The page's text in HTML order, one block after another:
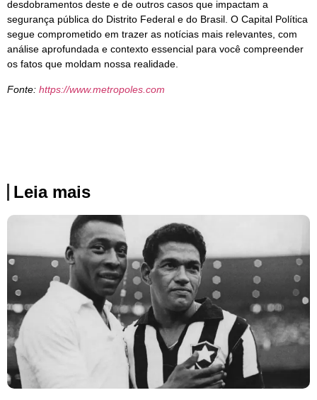
desdobramentos deste e de outros casos que impactam a
segurança pública do Distrito Federal e do Brasil. O Capital Política
segue comprometido em trazer as notícias mais relevantes, com
análise aprofundada e contexto essencial para você compreender
os fatos que moldam nossa realidade.
Fonte: https://www.metropoles.com
Leia mais